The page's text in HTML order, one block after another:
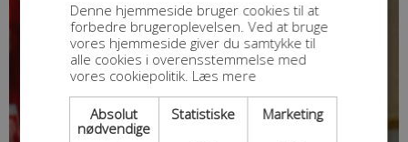
Denne hjemmeside bruger cookies til at
forbedre brugeroplevelsen. Ved at bruge
vores hjemmeside giver du samtykke til
alle cookies i overensstemmelse med
vores cookiepolitik. Læs mere
Absolut
nødvendige
Statistiske Marketing